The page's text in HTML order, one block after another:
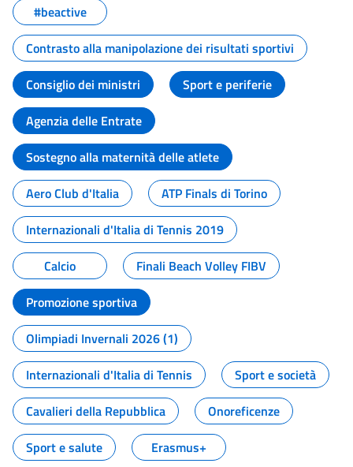
#beactive
Contrasto alla manipolazione dei risultati sportivi
Consiglio dei ministri
Sport e periferie
Agenzia delle Entrate
Sostegno alla maternità delle atlete
Aero Club d'Italia
ATP Finals di Torino
Internazionali d'Italia di Tennis 2019
Calcio
Finali Beach Volley FIBV
Promozione sportiva
Olimpiadi Invernali 2026 (1)
Internazionali d'Italia di Tennis
Sport e società
Cavalieri della Repubblica
Onoreficenze
Sport e salute
Erasmus+